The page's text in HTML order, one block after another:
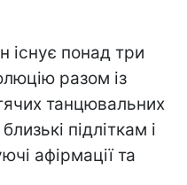
існує понад три
разом із
танцювальних
підліткам і
афірмації та